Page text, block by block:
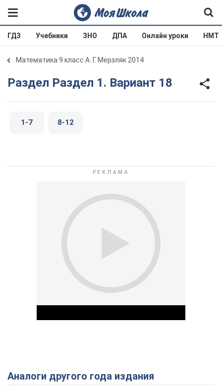
ГДЗ Учебники ЗНО ДПА Онлайн уроки НМТ
Математика 9 класс А. Г. Мерзляк 2014
Раздел Раздел 1. Вариант 18
1-7 8-12
Play Video
Аналоги другого года издания